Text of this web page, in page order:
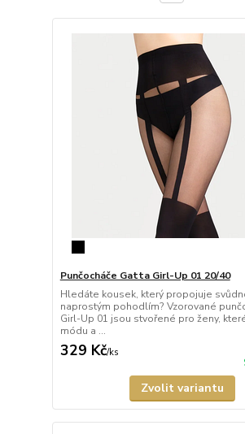
Punčocháče Gatta Girl-Up 01 20/40
Hledáte kousek, který propojuje
naprostým pohodlím? Vzorované
Girl-Up 01 jsou stvořené pro ženy,
módu a ...
329 Kč/ks
Zvolit variantu